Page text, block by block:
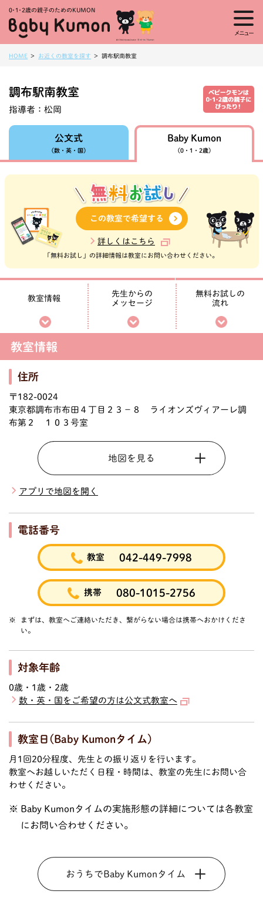
0・1・ 2歳の親子のためのKUMON
メニュー
HOME お近くの教室を探す 調布駅南教室
調布駅南教室
指導者：松岡
公文式
（数・英・国）
Baby Kumon
（0・1・2歳）
この教室で希望する
詳しくはこちら
「無料お試し」の詳細情報は教室にお問い合わせください。
教室情報
先生からの
メッセージ
無料お試しの
流れ
教室情報
住所
〒182-0024
東京都調布市布田４丁目２３－８ ライオンズヴィアーレ調
布第２ １０３号室
地図を見る
アプリで地図を開く
電話番号
教室 042-449-7998
携帯 080-1015-2756
まずは、教室へご連絡いただき、繋がらない場合は携帯へおかけくださ
い。
対象年齢
0歳・1歳・2歳
数・英・国をご希望の方は公文式教室へ
教室日(Baby Kumonタイム)
月1回20分程度、先生との振り返りを行います。
教室へお越しいただく日程・時間は、教室の先生にお問い合
わせください。
Baby Kumonタイムの実施形態の詳細については各教室
にお問い合わせください。
おうちでBaby Kumonタイム